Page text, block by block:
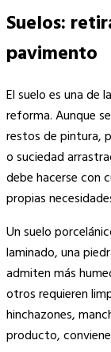
Suelos:
pavimento
El suelo es una de
reforma. Aunque
restos de pintura,
o suciedad
debe hacerse con
propias
Un suelo
laminado, una
admiten más
otros requieren
hinchazones,
producto,